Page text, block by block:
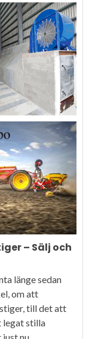
– Sälj och
länge sedan
om att
till det att
legat stilla
nu...